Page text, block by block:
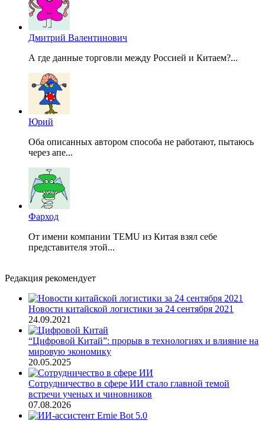
Дмитрий Валентинович
А где данные торговли между Россией и Китаем?...
Юрий
Оба описанных автором способа не работают, пытаюсь
через апе...
Фарход
От имени компании TEMU из Китая взял себе
представителя этой...
Редакция рекомендует
Новости китайской логистики за 24 сентября 2021
24.09.2021
“Цифровой Китай”: прорыв в технологиях и влияние на
мировую экономику
20.05.2025
Сотрудничество в сфере ИИ стало главной темой
встречи ученых и чиновников
07.08.2026